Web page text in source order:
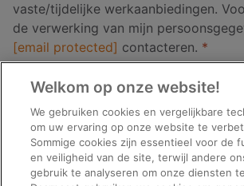
vaste/tijdelijke werkaanbiedingen.
de verwerking van mijn
[email protected] contacteren. *
looking
for
jobs
Welkom op onze website!
We gebruiken cookies en vergelijkbare
om uw ervaring op onze website te
Sommige cookies zijn essentieel voor de
en veiligheid van de site, terwijl andere
gebruik te analyseren om onze diensten